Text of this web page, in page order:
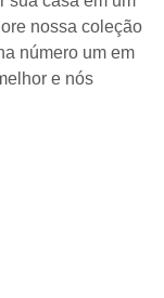
nossa coleção
número um em
e nós